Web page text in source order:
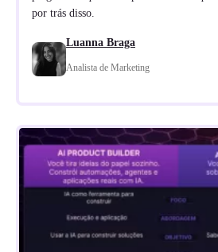
por trás disso.
Luanna Braga
Analista de Marketing